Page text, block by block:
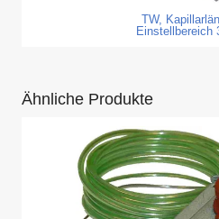
TW,
Einstellbereich
Ähnliche Produkte